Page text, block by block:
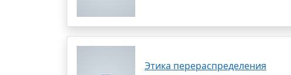
Этика перераспределения